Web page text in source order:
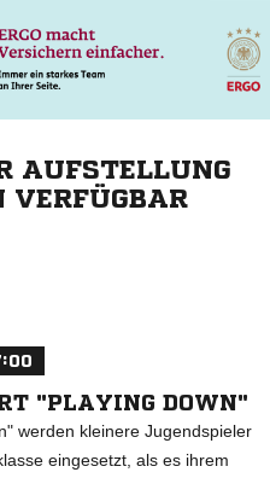
AUFSTELLUNG
VERFÜGBAR
"PLAYING DOWN"
werden kleinere Jugendspieler
eingesetzt, als es ihrem